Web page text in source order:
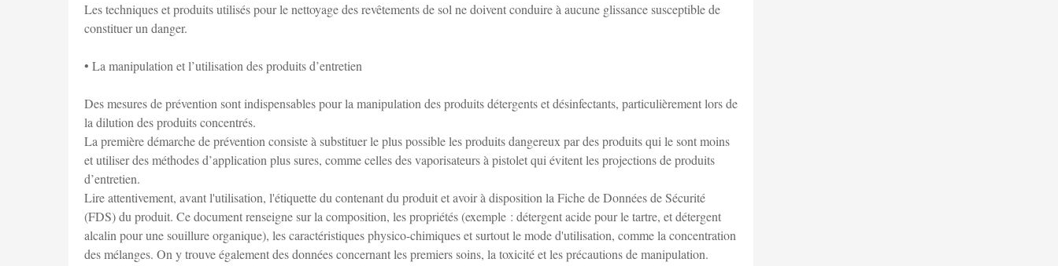
Les techniques et produits utilisés pour le nettoyage des revêtements de sol ne doivent conduire à aucune glissance susceptible de
constituer un danger.
• La manipulation et l’utilisation des produits d’entretien
Des mesures de prévention sont indispensables pour la manipulation des produits détergents et désinfectants, particulièrement lors de
la dilution des produits concentrés.
La première démarche de prévention consiste à substituer le plus possible les produits dangereux par des produits qui le sont moins
et utiliser des méthodes d’application plus sures, comme celles des vaporisateurs à pistolet qui évitent les projections de produits
d’entretien.
Lire attentivement, avant l'utilisation, l'étiquette du contenant du produit et avoir à disposition la Fiche de Données de Sécurité
(FDS) du produit. Ce document renseigne sur la composition, les propriétés (exemple : détergent acide pour le tartre, et détergent
alcalin pour une souillure organique), les caractéristiques physico-chimiques et surtout le mode d'utilisation, comme la concentration
des mélanges. On y trouve également des données concernant les premiers soins, la toxicité et les précautions de manipulation.